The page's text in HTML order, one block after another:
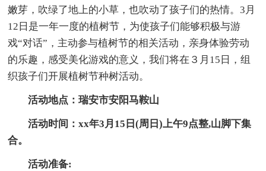
嫩芽，吹绿了地上的小草，也吹动了孩子们的热情。3月
12日是一年一度的植树节，为使孩子们能够积极与游
戏“对话”，主动参与植树节的相关活动，亲身体验劳动
的乐趣，感受美化游戏的意义，我们将在３月15日，组
织孩子们开展植树节种树活动。
活动地点：瑞安市安阳马鞍山
活动时间：xx年3月15日(周日)上午9点整,山脚下集
合。
活动准备: